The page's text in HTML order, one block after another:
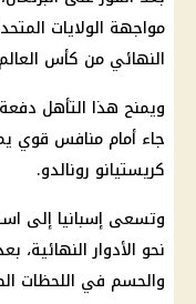
مواجهة الولايات
النهائي من كأس العالم 2026.
ويمنح هذا التأهل
جاء أمام منافس قوي
كريستيانو رونالدو.
وتسعى إسبانيا إلى
نحو الأدوار
والحسم في اللحظات